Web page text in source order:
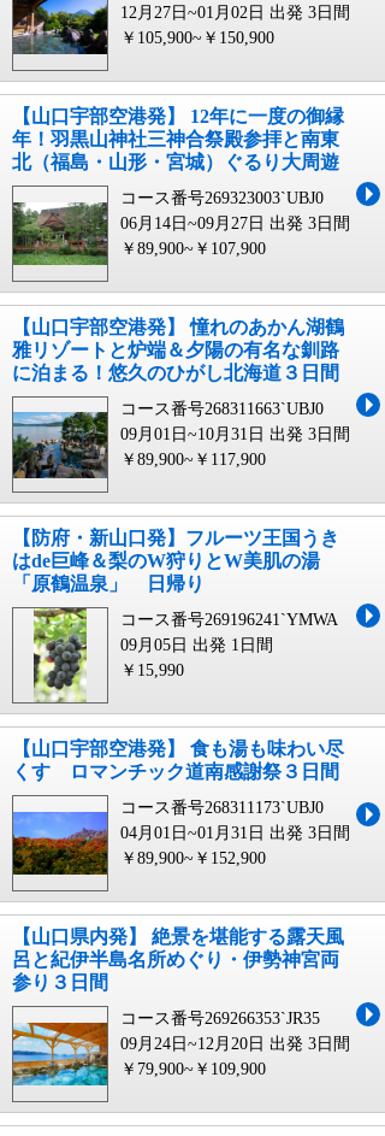
12月27日~01月02日 出発 3日間
￥105,900~￥150,900
【山口宇部空港発】 12年に一度の御縁
年！羽黒山神社三神合祭殿参拝と南東
北（福島・山形・宮城）ぐるり大周遊
コース番号269323003`UBJ0
06月14日~09月27日 出発 3日間
￥89,900~￥107,900
【山口宇部空港発】 憧れのあかん湖鶴
雅リゾートと炉端＆夕陽の有名な釧路
に泊まる！悠久のひがし北海道３日間
コース番号268311663`UBJ0
09月01日~10月31日 出発 3日間
￥89,900~￥117,900
【防府・新山口発】フルーツ王国うき
はde巨峰＆梨のW狩りとW美肌の湯
「原鶴温泉」 日帰り
コース番号269196241`YMWA
09月05日 出発 1日間
￥15,990
【山口宇部空港発】 食も湯も味わい尽
くす ロマンチック道南感謝祭３日間
コース番号268311173`UBJ0
04月01日~01月31日 出発 3日間
￥89,900~￥152,900
【山口県内発】 絶景を堪能する露天風
呂と紀伊半島名所めぐり・伊勢神宮両
参り３日間
コース番号269266353`JR35
09月24日~12月20日 出発 3日間
￥79,900~￥109,900